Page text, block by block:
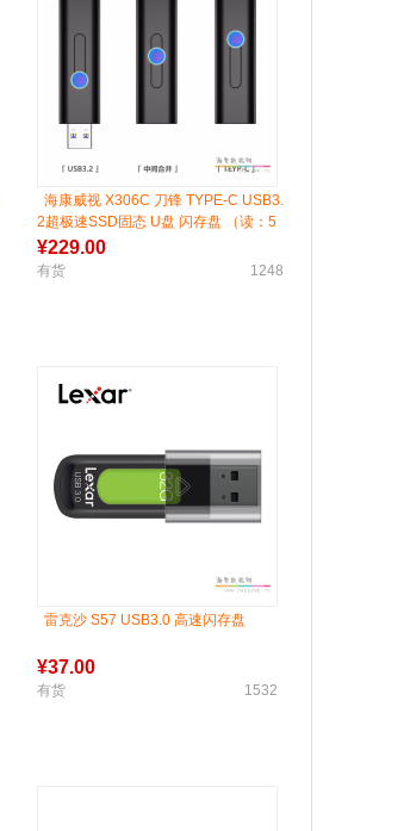
海康威视 X306C 刀锋 TYPE-C USB3.
2超极速SSD固态 U盘 闪存盘 （读：5
60MB/S 写：420MB/S）
¥229.00
有货 1248
雷克沙 S57 USB3.0 高速闪存盘
¥37.00
有货 1532